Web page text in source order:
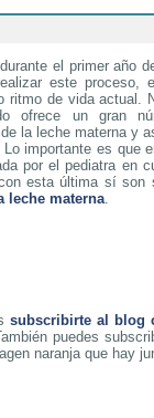
el primer año
este proceso,
ritmo de vida actual.
ofrece un gran
la leche materna y
importante es que
por el pediatra en
esta última sí son
leche materna.
subscribirte al blog
puedes
naranja que hay